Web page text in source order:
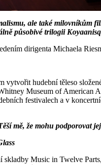
ale také milovníkům
působivé trilogii
dirigenta Michaela
hudební těleso
Museum of American
festivalech a v
mě, že mohu
Music in Twelve